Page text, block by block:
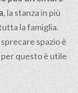
, la stanza in più
la famiglia.
spazio è
questo è utile